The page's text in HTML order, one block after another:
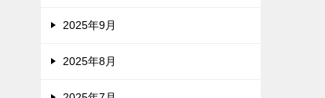
2025年9月
2025年8月